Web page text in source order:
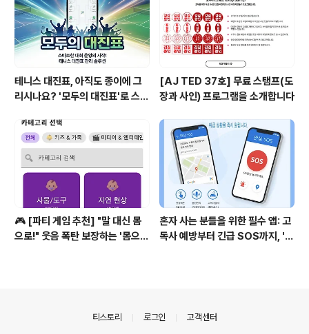
테니스 대진표, 아직도 종이에 그
리시나요? '모두의 대진표'로 스마
[AJ TED 37호] 무료 스탬프(도
장과 사인) 프로그램을 소개합니다
🎮 [파티 게임 추천] "말 대신 몸
으로!" 웃음 폭탄 보장하는 '몸으로
혼자 사는 분들을 위한 필수 앱: 고
독사 예방부터 긴급 SOS까지, '고
티스토리 로그인 고객센터